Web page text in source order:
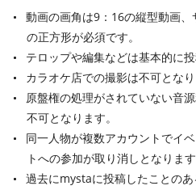
動画の画角は9：16の縦型動画
の正方形が必須です。
テロップや編集などは基本的に
カラオケ店での撮影は不可となり
原盤権の処理がされていない音
不可となります。
同一人物が複数アカウントでイ
トへの参加が取り消しとなります
過去にmystaに投稿したことの